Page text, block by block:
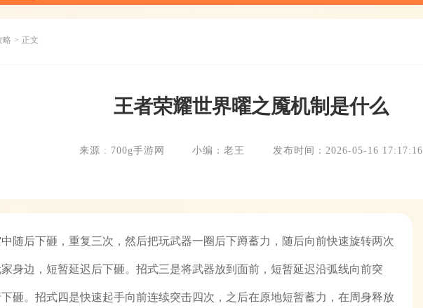
略 > 正文
王者荣耀世界曜之魇机制是什么
来源 : 700g手游网 小编：老王 发布时间：2026-05-16 17:17:16
随后下砸，重复三次，然后把玩武器一圈后下蹲蓄力，随后向前快速旋转两次
身边，短暂延迟后下砸。招式三是将武器放到面前，短暂延迟沿弧线向前突
砸。招式四是快速起手向前连续突击四次，之后在原地短暂蓄力，在周身释放